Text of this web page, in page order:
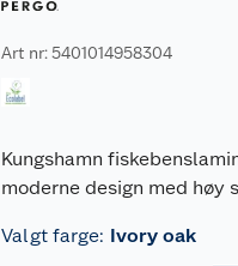
Art nr: 5401014958304
Kungshamn
moderne design med høy
Valgt farge: Ivory oak